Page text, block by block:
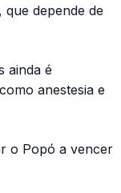
depende de
ainda é
anestesia e
o Popó a vencer